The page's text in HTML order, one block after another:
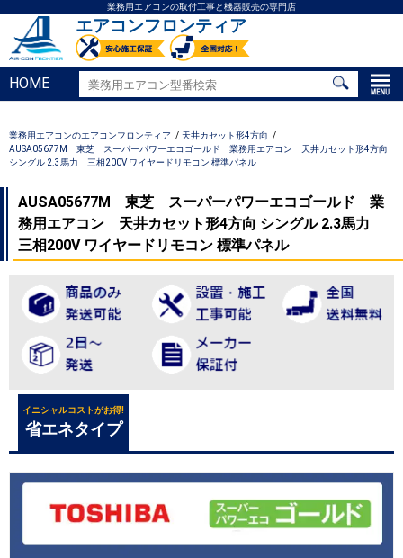
業務用エアコンの取付工事と機器販売の専門店
エアコンフロンティア
HOME
業務用エアコンのエアコンフロンティア
天井カセット形4方向
AUSA05677M 東芝 スーパーパワーエコゴールド 業務用エアコン 天井カセット形4方向
シングル 2.3馬力 三相200V ワイヤードリモコン 標準パネル
AUSA05677M 東芝 スーパーパワーエコゴールド 業
務用エアコン 天井カセット形4方向 シングル 2.3馬力
三相200V ワイヤードリモコン 標準パネル
イニシャルコストがお得!
省エネタイプ